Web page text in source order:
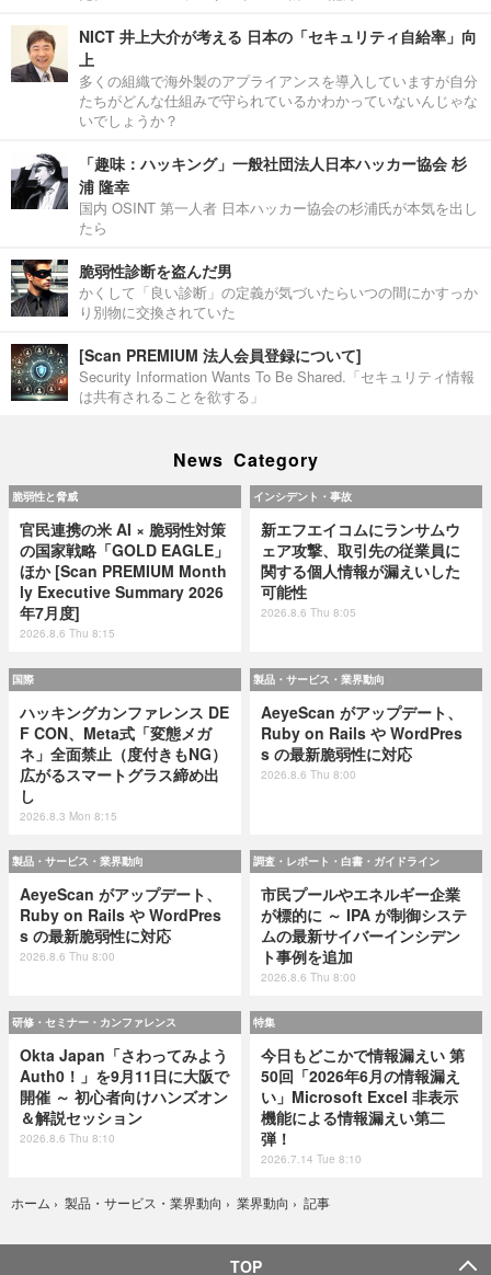
NICT 井上大介が考える 日本の「セキュリティ自給率」向
上
多くの組織で海外製のアプライアンスを導入していますが自分
たちがどんな仕組みで守られているかわかっていないんじゃな
いでしょうか？
「趣味：ハッキング」一般社団法人日本ハッカー協会 杉
浦 隆幸
国内 OSINT 第一人者 日本ハッカー協会の杉浦氏が本気を出し
たら
脆弱性診断を盗んだ男
かくして「良い診断」の定義が気づいたらいつの間にかすっか
り別物に交換されていた
[Scan PREMIUM 法人会員登録について]
Security Information Wants To Be Shared.「セキュリティ情報
は共有されることを欲する」
News Category
脆弱性と脅威
官民連携の米 AI × 脆弱性対策
の国家戦略「GOLD EAGLE」
ほか [Scan PREMIUM Month
ly Executive Summary 2026
年7月度]
2026.8.6 Thu 8:15
インシデント・事故
新エフエイコムにランサムウ
ェア攻撃、取引先の従業員に
関する個人情報が漏えいした
可能性
2026.8.6 Thu 8:05
国際
ハッキングカンファレンス DE
F CON、Meta式「変態メガ
ネ」全面禁止（度付きもNG）
広がるスマートグラス締め出
し
2026.8.3 Mon 8:15
製品・サービス・業界動向
AeyeScan がアップデート、
Ruby on Rails や WordPres
s の最新脆弱性に対応
2026.8.6 Thu 8:00
製品・サービス・業界動向
AeyeScan がアップデート、
Ruby on Rails や WordPres
s の最新脆弱性に対応
2026.8.6 Thu 8:00
調査・レポート・白書・ガイドライン
市民プールやエネルギー企業
が標的に ～ IPA が制御システ
ムの最新サイバーインシデン
ト事例を追加
2026.8.6 Thu 8:00
研修・セミナー・カンファレンス
Okta Japan「さわってみよう
Auth0！」を9月11日に大阪で
開催 ～ 初心者向けハンズオン
＆解説セッション
2026.8.6 Thu 8:10
特集
今日もどこかで情報漏えい 第
50回「2026年6月の情報漏え
い」Microsoft Excel 非表示
機能による情報漏えい第二
弾！
2026.7.14 Tue 8:10
ホーム › 製品・サービス・業界動向 › 業界動向 › 記事
TOP